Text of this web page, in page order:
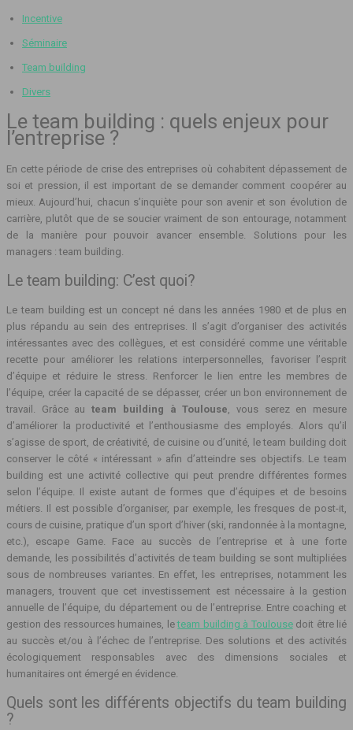
Incentive
Séminaire
Team building
Divers
Le team building : quels enjeux pour
l’entreprise ?
En cette période de crise des entreprises où cohabitent dépassement de
soi et pression, il est important de se demander comment coopérer au
mieux. Aujourd’hui, chacun s’inquiète pour son avenir et son évolution de
carrière, plutôt que de se soucier vraiment de son entourage, notamment
de la manière pour pouvoir avancer ensemble. Solutions pour les
managers : team building.
Le team building: C’est quoi?
Le team building est un concept né dans les années 1980 et de plus en
plus répandu au sein des entreprises. Il s’agit d’organiser des activités
intéressantes avec des collègues, et est considéré comme une véritable
recette pour améliorer les relations interpersonnelles, favoriser l’esprit
d’équipe et réduire le stress. Renforcer le lien entre les membres de
l’équipe, créer la capacité de se dépasser, créer un bon environnement de
travail. Grâce auteam building à Toulouse, vous serez en mesure
d’améliorer la productivité et l’enthousiasme des employés. Alors qu’il
s’agisse de sport, de créativité, de cuisine ou d’unité, le team building doit
conserver le côté « intéressant » afin d’atteindre ses objectifs. Le team
building est une activité collective qui peut prendre différentes formes
selon l’équipe. Il existe autant de formes que d’équipes et de besoins
métiers. Il est possible d’organiser, par exemple, les fresques de post-it,
cours de cuisine, pratique d’un sport d’hiver (ski, randonnée à la montagne,
etc.), escape Game. Face au succès de l’entreprise et à une forte
demande, les possibilités d’activités de team building se sont multipliées
sous de nombreuses variantes. En effet, les entreprises, notamment les
managers, trouvent que cet investissement est nécessaire à la gestion
annuelle de l’équipe, du département ou de l’entreprise. Entre coaching et
gestion des ressources humaines, leteam building à Toulousedoit être lié
au succès et/ou à l’échec de l’entreprise. Des solutions et des activités
écologiquement responsables avec des dimensions sociales et
humanitaires ont émergé en évidence.
Quels sont les différents objectifs du team building
?